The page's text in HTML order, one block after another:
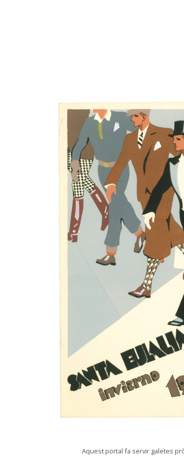
Aquest portal fa servir galetes